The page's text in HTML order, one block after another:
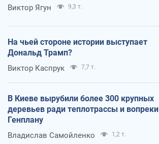
Виктор Ягун 9,3 т.
На чьей стороне истории выступает
Дональд Трамп?
Виктор Каспрук 7,7 т.
В Киеве вырубили более 300 крупных
деревьев ради теплотрассы и вопреки
Генплану
Владислав Самойленко 1,2 т.